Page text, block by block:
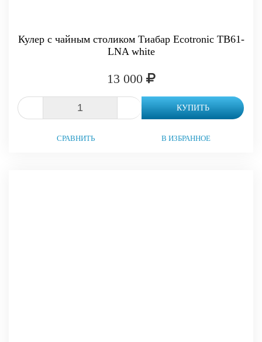
Кулер с чайным столиком Тиабар Ecotronic TB61-
LNA white
13 000
КУПИТЬ
СРАВНИТЬ В ИЗБРАННОЕ